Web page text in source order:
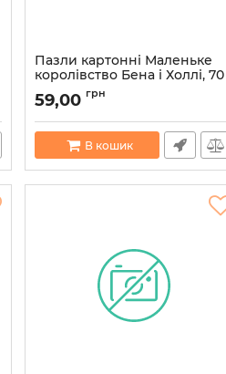
Пазли картонні Маленьке
королівство Бена і Холлі, 70
елементів, G-Toys MGT-
BH004
Артикул: 4824687632769
59,00 грн
В кошик